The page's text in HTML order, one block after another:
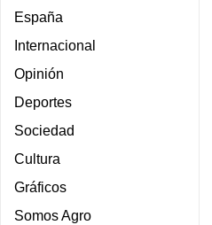
España
Internacional
Opinión
Deportes
Sociedad
Cultura
Gráficos
Somos Agro